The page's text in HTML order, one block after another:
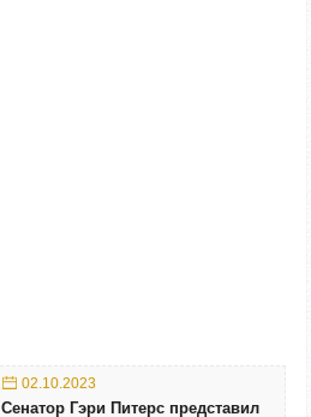
02.10.2023
Сенатор Гэри Питерс представил